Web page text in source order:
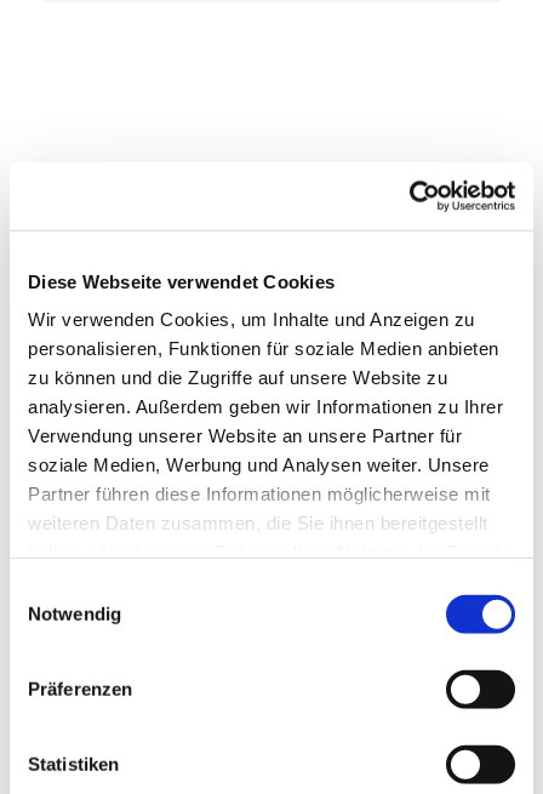
Diese Webseite verwendet Cookies
Wir verwenden Cookies, um Inhalte und Anzeigen zu
personalisieren, Funktionen für soziale Medien anbieten
zu können und die Zugriffe auf unsere Website zu
analysieren. Außerdem geben wir Informationen zu Ihrer
Verwendung unserer Website an unsere Partner für
soziale Medien, Werbung und Analysen weiter. Unsere
Partner führen diese Informationen möglicherweise mit
weiteren Daten zusammen, die Sie ihnen bereitgestellt
Notwendig
Präferenzen
Statistiken
Dies könnte Sie auch